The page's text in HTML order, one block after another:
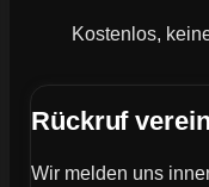
Rückruf
Wir melden uns
Kostenlos,